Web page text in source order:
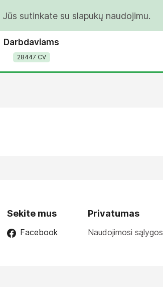
sutinkate su slapukų naudojimu.
Darbdaviams
28447 CV
Sekite mus
Facebook
Privatumas
Naudojimosi sąlygos